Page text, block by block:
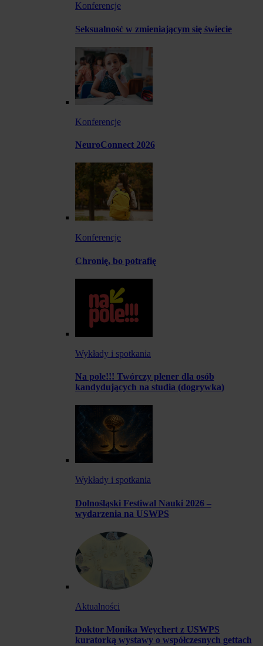
Konferencje
Seksualność w zmieniającym się świecie
Konferencje
NeuroConnect 2026
Konferencje
Chronię, bo potrafię
Wykłady i spotkania
Na pole!!! Twórczy plener dla osób
kandydujących na studia (dogrywka)
Wykłady i spotkania
Dolnośląski Festiwal Nauki 2026 –
wydarzenia na USWPS
Aktualności
Doktor Monika Weychert z USWPS
kuratorką wystawy o współczesnych gettach